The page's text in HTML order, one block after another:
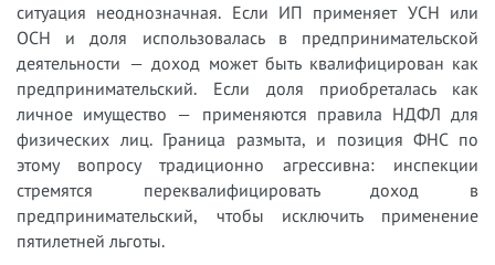
ситуация неоднозначная. Если ИП применяет УСН или
ОСН и доля использовалась в предпринимательской
деятельности — доход может быть квалифицирован как
предпринимательский. Если доля приобреталась как
личное имущество — применяются правила НДФЛ для
физических лиц. Граница размыта, и позиция ФНС по
этому вопросу традиционно агрессивна: инспекции
стремятся переквалифицировать доход в
предпринимательский, чтобы исключить применение
пятилетней льготы.